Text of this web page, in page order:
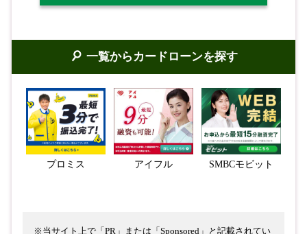
一覧からカードローンを探す
プロミス アイフル SMBCモビット
※当サイト上で「PR」または「Sponsored」と記載されてい